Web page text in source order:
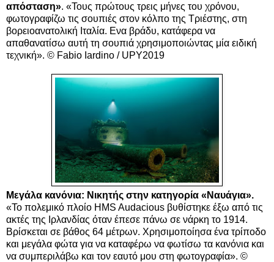
απόσταση». «Τους πρώτους τρεις μήνες του χρόνου,
φωτογραφίζω τις σουπιές στον κόλπο της Τριέστης, στη
βορειοανατολική Ιταλία. Ενα βράδυ, κατάφερα να
απαθανατίσω αυτή τη σουπιά χρησιμοποιώντας μία ειδική
τεχνική». © Fabio Iardino / UPY2019
Μεγάλα κανόνια: Νικητής στην κατηγορία «Ναυάγια».
«Το πολεμικό πλοίο HMS Audacious βυθίστηκε έξω από τις
ακτές της Ιρλανδίας όταν έπεσε πάνω σε νάρκη το 1914.
Βρίσκεται σε βάθος 64 μέτρων. Χρησιμοποίησα ένα τρίποδο
και μεγάλα φώτα για να καταφέρω να φωτίσω τα κανόνια και
να συμπεριλάβω και τον εαυτό μου στη φωτογραφία». ©